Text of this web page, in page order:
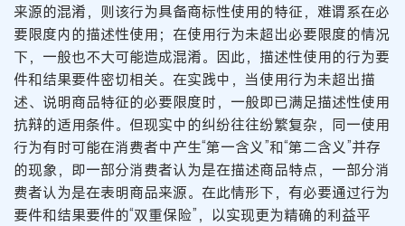
来源的混淆，则该行为具备商标性使用的特征，难谓系在必
要限度内的描述性使用；在使用行为未超出必要限度的情况
下，一般也不大可能造成混淆。因此，描述性使用的行为要
件和结果要件密切相关。在实践中，当使用行为未超出描
述、说明商品特征的必要限度时，一般即已满足描述性使用
抗辩的适用条件。但现实中的纠纷往往纷繁复杂，同一使用
行为有时可能在消费者中产生“第一含义”和“第二含义”并存
的现象，即一部分消费者认为是在描述商品特点，一部分消
费者认为是在表明商品来源。在此情形下，有必要通过行为
要件和结果要件的“双重保险”，以实现更为精确的利益平